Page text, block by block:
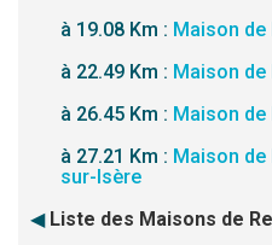
à 19.08 Km : Maison de
à 22.49 Km : Maison de
à 26.45 Km : Maison de
à 27.21 Km : Maison de
sur-Isère
◀ Liste des Maisons de